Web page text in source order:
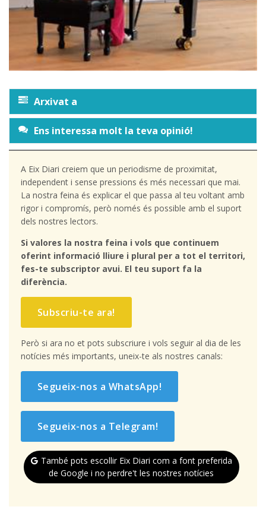
Arxivat a
Ens interessa molt la teva opinió!
A Eix Diari creiem que un periodisme de proximitat,
independent i sense pressions és més necessari que mai.
La nostra feina és explicar el que passa al teu voltant amb
rigor i compromís, però només és possible amb el suport
dels nostres lectors.
Si valores la nostra feina i vols que continuem
oferint informació lliure i plural per a tot el territori,
fes-te subscriptor avui. El teu suport fa la
diferència.
Subscriu-te ara!
Però si ara no et pots subscriure i vols seguir al dia de les
notícies més importants, uneix-te als nostres canals:
Segueix-nos a WhatsApp!
Segueix-nos a Telegram!
També pots escollir Eix Diari com a font preferida
de Google i no perdre't les nostres notícies